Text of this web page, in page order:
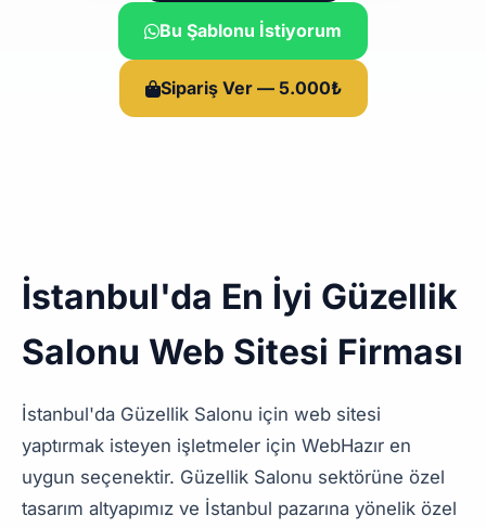
Bu Şablonu İstiyorum
Sipariş Ver — 5.000₺
İstanbul'da En İyi Güzellik
Salonu Web Sitesi Firması
İstanbul'da Güzellik Salonu için web sitesi
yaptırmak isteyen işletmeler için WebHazır en
uygun seçenektir. Güzellik Salonu sektörüne özel
tasarım altyapımız ve İstanbul pazarına yönelik özel